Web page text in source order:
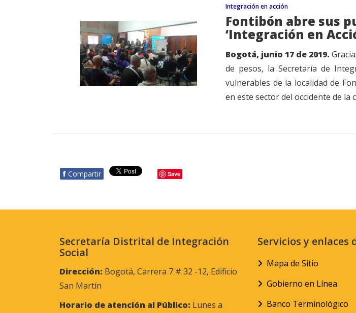
Integración en acción
Fontibón abre sus
‘Integración en
Bogotá, junio 17 de 2019.
de pesos, la Secretaría de
vulnerables de la localidad de
en este sector del occidente de la
f Compartir Save
Secretaría Distrital de Integración
Social
Dirección: Bogotá, Carrera 7 # 32 -12, Edificio
San Martín
Horario de atención al Público: Lunes a
Servicios y enlaces
Mapa de Sitio
Gobierno en Línea
Banco Terminológico